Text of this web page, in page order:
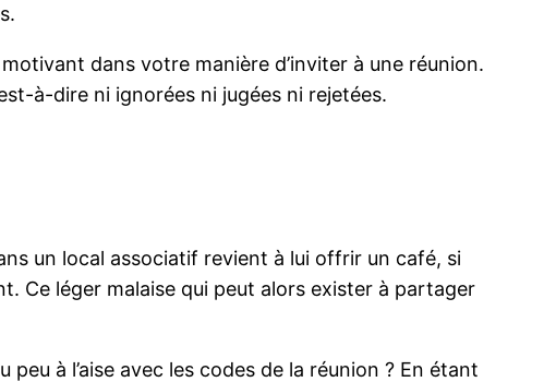
dans votre manière d’inviter à une réunion.
à-dire ni ignorées ni jugées ni rejetées.
un local associatif revient à lui offrir un café, si
Ce léger malaise qui peut alors exister à partager
à l’aise avec les codes de la réunion ? En étant